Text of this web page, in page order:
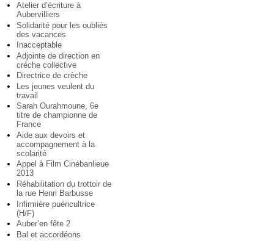
Atelier d’écriture à
Aubervilliers
Solidarité pour les oubliés
des vacances
Inacceptable
Adjointe de direction en
crèche collective
Directrice de crèche
Les jeunes veulent du
travail
Sarah Ourahmoune, 6e
titre de championne de
France
Aide aux devoirs et
accompagnement à la
scolarité
Appel à Film Cinébanlieue
2013
Réhabilitation du trottoir de
la rue Henri Barbusse
Infirmière puéricultrice
(H/F)
Auber’en fête 2
Bal et accordéons